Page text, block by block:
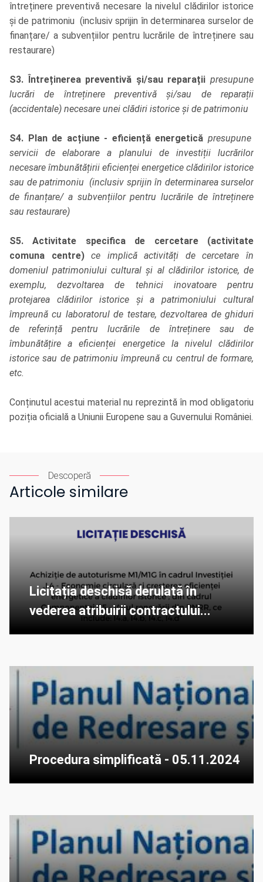
întreținere preventivă necesare la nivelul clădirilor istorice
și de patrimoniu (inclusiv sprijin în determinarea surselor de
finanțare/ a subvențiilor pentru lucrările de întreținere sau
restaurare)
S3. Întreținerea preventivă și/sau reparații presupune
lucrări de întreținere preventivă și/sau de reparații
(accidentale) necesare unei clădiri istorice și de patrimoniu
S4. Plan de acțiune - eficiență energetică presupune
servicii de elaborare a planului de investiții lucrărilor
necesare îmbunătățirii eficienței energetice clădirilor istorice
sau de patrimoniu (inclusiv sprijin în determinarea surselor
de finanțare/ a subvențiilor pentru lucrările de întreținere
sau restaurare)
S5. Activitate specifica de cercetare (activitate
comuna centre)ce implică activități de cercetare în
domeniul patrimoniului cultural și al clădirilor istorice, de
exemplu, dezvoltarea de tehnici inovatoare pentru
protejarea clădirilor istorice și a patrimoniului cultural
împreună cu laboratorul de testare, dezvoltarea de ghiduri
de referință pentru lucrările de întreținere sau de
îmbunătățire a eficienței energetice la nivelul clădirilor
istorice sau de patrimoniu împreună cu centrul de formare,
etc.
Conținutul acestui material nu reprezintă în mod obligatoriu
poziția oficială a Uniunii Europene sau a Guvernului României.
Descoperă
Articole similare
Licitația deschisă derulată în
vederea atribuirii contractului...
Procedura simplificată - 05.11.2024